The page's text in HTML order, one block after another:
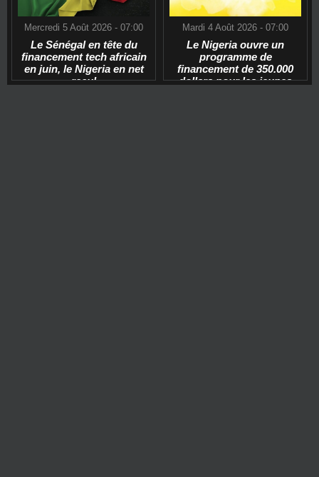
Mercredi 5 Août 2026 - 07:00
Le Sénégal en tête du
financement tech africain
en juin, le Nigeria en net
recul
Mardi 4 Août 2026 - 07:00
Le Nigeria ouvre un
programme de
financement de 350.000
dollars pour les jeunes